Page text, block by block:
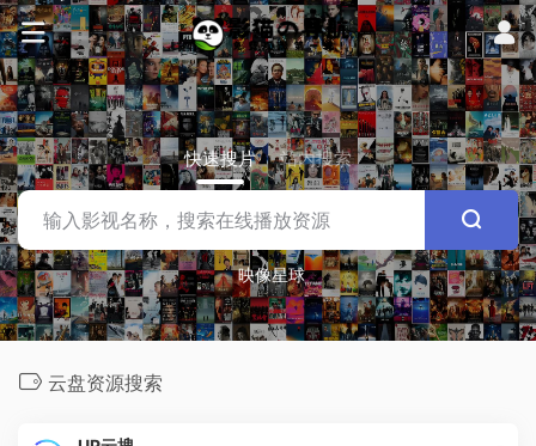
快速搜片 站内搜索
映像星球
云盘资源搜索